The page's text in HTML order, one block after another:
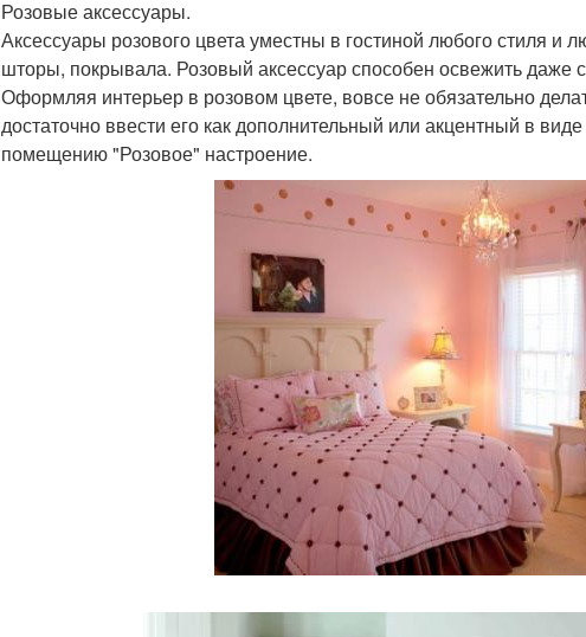
Розовые аксессуары.
Аксессуары розового цвета уместны в гостиной любого стиля и
шторы, покрывала. Розовый аксессуар способен освежить даже
Оформляя интерьер в розовом цвете, вовсе не обязательно
достаточно ввести его как дополнительный или акцентный в
помещению "Розовое" настроение.